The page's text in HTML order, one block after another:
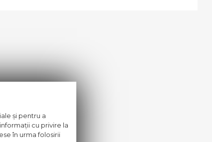
și pentru a
cu privire la
în urma folosirii